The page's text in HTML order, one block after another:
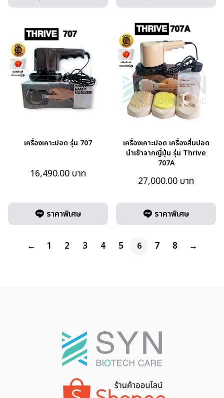
เครื่องเคาะปอด รุ่น 707
16,490.00 บาท
ราคาพิเศษ
เครื่องเคาะปอด เครื่องสั่นปอด
นำเข้าจากญี่ปุ่น รุ่น Thrive
707A
27,000.00 บาท
ราคาพิเศษ
← 1 2 3 4 5 6 7 8 →